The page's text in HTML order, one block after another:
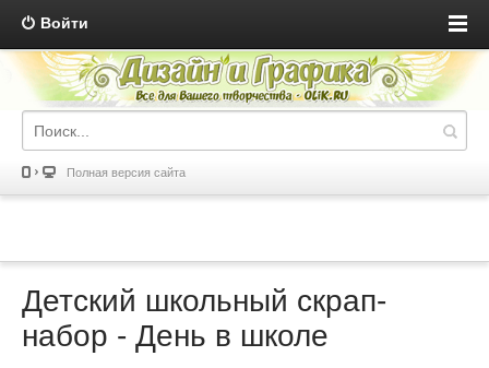
Войти
Полная версия сайта
Детский школьный скрап-
набор - День в школе